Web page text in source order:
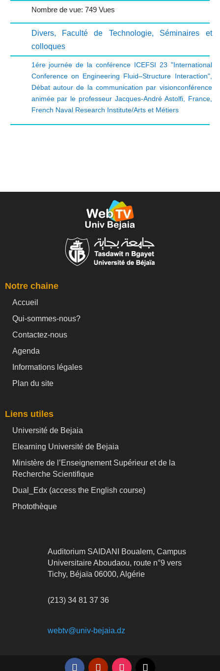
Nombre de vue: 749 Vues
Divers, Faculté de Technologie, Séminaires et
colloques
1ére journée de la conférence ICEFSI 23 "International
Conference on Engineering Fluid–Structure Interaction",
Débat autour de la communication par visionconférence
animée par le professeur Jacques-André Astolfi, France,
French Naval Research Institute/Arts et Métiers
Notre chaine
Accueil
Qui-sommes-nous?
Contactez-nous
Agenda
Informations légales
Plan du site
Liens utiles
Université de Bejaia
Elearning Université de Bejaia
Ministère de l’Enseignement Supérieur et de la
Recherche Scientifique
Dual_Edx (access the English course)
Photothèque
Auditorium SAIDANI Boualem, Campus
Universitaire Aboudaou, route n°9 vers
Tichy, Béjaïa 06000, Algérie
(213) 34 81 37 36
webtv@univ-bejaia.dz